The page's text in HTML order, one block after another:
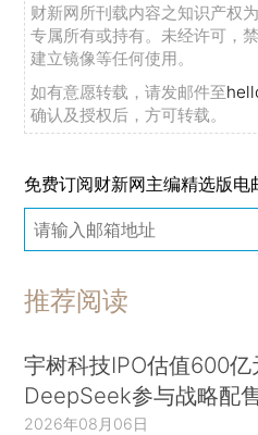
财新网所刊载内容之知识产权
专属所有或持有。未经许可，
建立镜像等任何使用。
如有意愿转载，请发邮件至
确认及授权后，方可转载。
免费订阅财新网主编精选版电
推荐阅读
宇树科技IPO估值600亿
DeepSeek参与战略配
2026年08月06日